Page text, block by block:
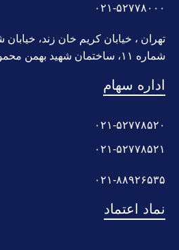
۰۲۱-۵۲۷۷۸۰۰۰
تهران ، خیابان کریم خان زند،
شماره ۱۱، ساختمان شهید بهمن محمودپور
اداره سهام
۰۲۱-۵۲۷۷۸۵۲۰
۰۲۱-۵۲۷۷۸۵۲۱
۰۲۱-۸۸۹۲۶۵۳۵
نماد اعتماد